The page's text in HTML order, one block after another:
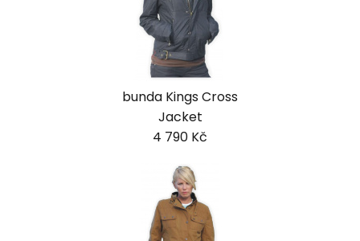
bunda Kings Cross
Jacket
4 790 Kč